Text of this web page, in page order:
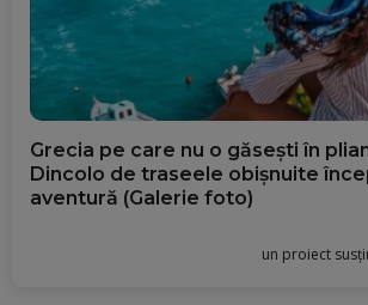
Grecia pe care nu o găsești în
Dincolo de traseele obișnuite
aventură (Galerie foto)
un proiect